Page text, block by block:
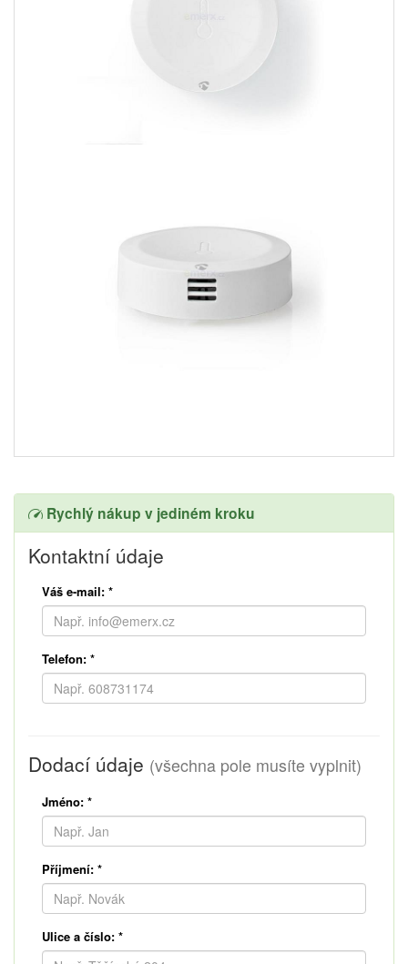
Rychlý nákup v jediném kroku
Kontaktní údaje
Váš e-mail: *
Telefon: *
Dodací údaje (všechna pole musíte vyplnit)
Jméno: *
Příjmení: *
Ulice a číslo: *